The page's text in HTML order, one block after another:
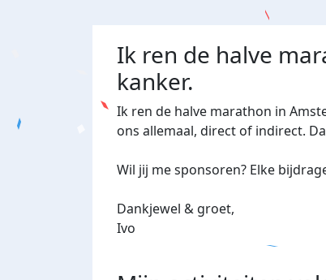
Ik ren de halve
kanker.
Ik ren de halve marathon in
ons allemaal, direct of indirect.
Wil jij me sponsoren? Elke
Dankjewel & groet,
Ivo